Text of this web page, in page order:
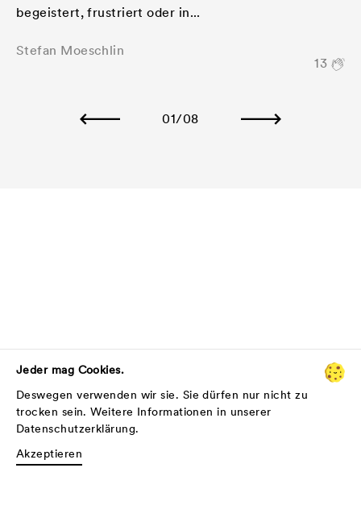
begeistert, frustriert oder in...
Stefan Moeschlin
13
01/08
Jeder mag Cookies.
Deswegen verwenden wir sie. Sie dürfen nur nicht zu
trocken sein. Weitere Informationen in unserer
Datenschutzerklärung.
Akzeptieren